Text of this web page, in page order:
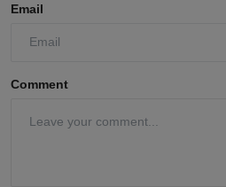
Email
Comment